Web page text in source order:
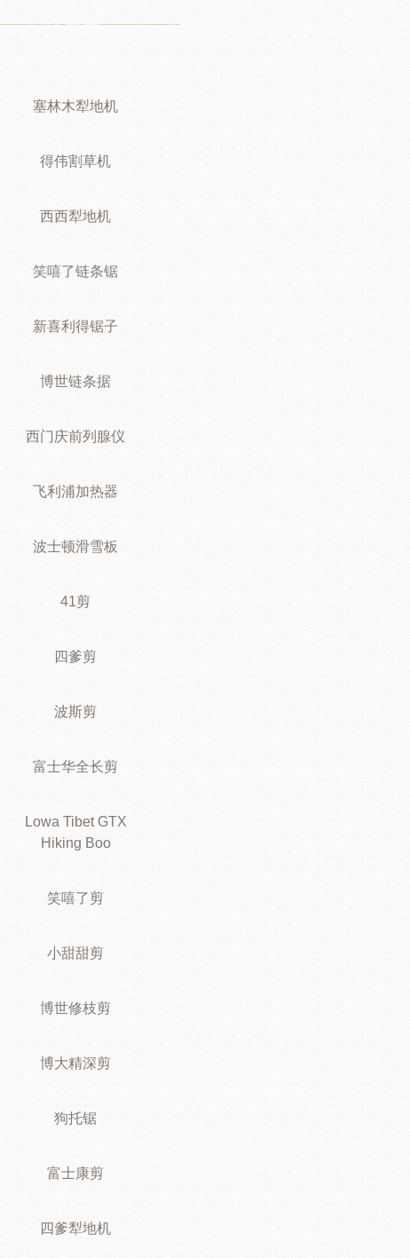
塞林木犁地机
得伟割草机
西西犁地机
笑嘻了链条锯
新喜利得锯子
博世链条据
西门庆前列腺仪
飞利浦加热器
波士顿滑雪板
41剪
四爹剪
波斯剪
富士华全长剪
Lowa Tibet GTX
Hiking Boo
笑嘻了剪
小甜甜剪
博世修枝剪
博大精深剪
狗托锯
富士康剪
四爹犁地机